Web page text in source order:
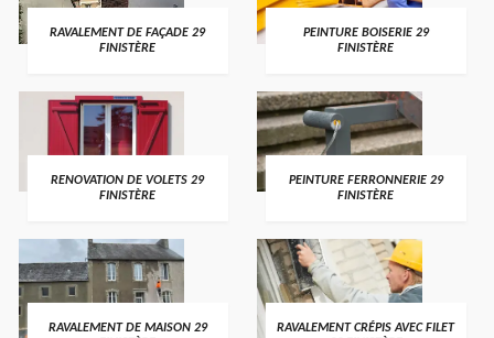
RAVALEMENT DE FAÇADE 29
FINISTÈRE
PEINTURE BOISERIE 29
FINISTÈRE
RENOVATION DE VOLETS 29
FINISTÈRE
PEINTURE FERRONNERIE 29
FINISTÈRE
RAVALEMENT DE MAISON 29
RAVALEMENT CRÉPIS AVEC FILET